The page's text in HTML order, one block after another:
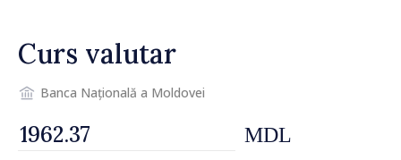
Curs valutar
Banca Națională a Moldovei
MDL